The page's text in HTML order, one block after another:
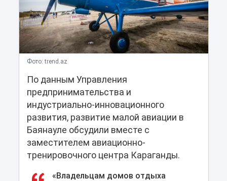
Фото: trend.az
По данным Управления
предпринимательства и
индустриально-инновационного
развития, развитие малой авиации в
Баянауле обсудили вместе с
заместителем авиационно-
тренировочного центра Караганды.
«Владельцам домов отдыха